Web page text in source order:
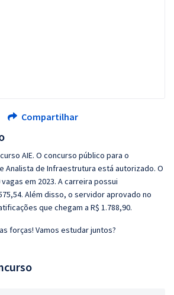
AIE. O concurso público para o
Analista de Infraestrutura está autorizado. O
em 2023. A carreira possui
Além disso, o servidor aprovado no
que chegam a R$ 1.788,90.
forças! Vamos estudar juntos?
Compartilhar